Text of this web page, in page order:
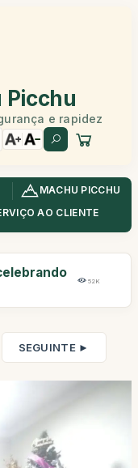
Picchu
e rapidez
MACHU PICCHU
AO CLIENTE
52K
SEGUINTE ►